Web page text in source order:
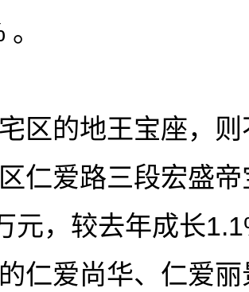
区的地王宝座，
仁爱路三段宏盛
元，较去年成长
仁爱尚华、仁爱